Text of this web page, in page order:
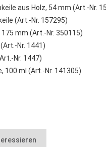
aus Holz, 54 mm (Art.-Nr.
(Art.-Nr. 157295)
mm (Art.-Nr. 350115)
Nr. 1441)
Nr. 1447)
100 ml (Art.-Nr. 141305)